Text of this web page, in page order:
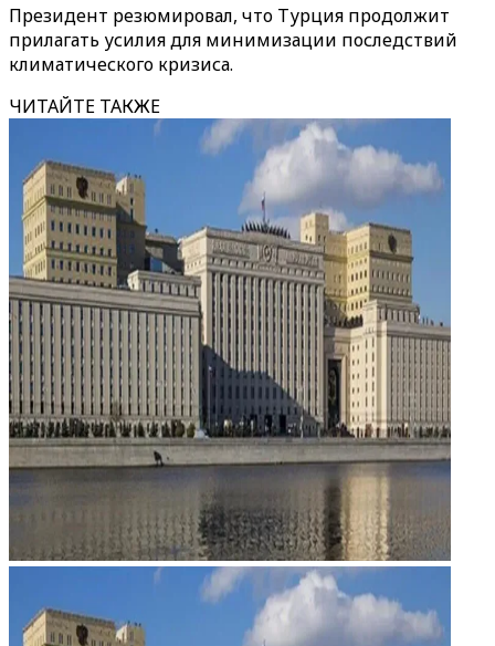
Президент резюмировал, что Турция продолжит
прилагать усилия для минимизации последствий
климатического кризиса.
ЧИТАЙТЕ ТАКЖЕ